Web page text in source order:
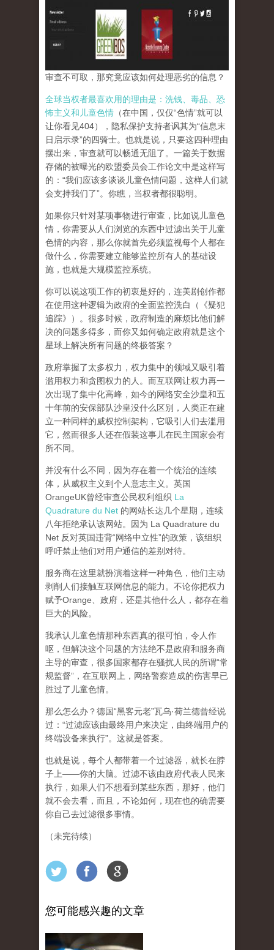
审查不可取，那究竟应该如何处理恶劣的信息？
全球当权者最喜欢用的理由是：洗钱、毒品、恐
怖主义和儿童色情 （在中国，仅仅“色情”就可以
让你看见404），隐私保护支持者讽其为“信息末
日启示录”的四骑士。也就是说，只要这四种理由
摆出来，审查就可以畅通无阻了。一篇关于数据
存储的被曝光的欧盟委员会工作论文中是这样写
的：“我们应该多谈谈儿童色情问题，这样人们就
会支持我们了”。你瞧，当权者都很聪明。
如果你只针对某项事物进行审查，比如说儿童色
情，你需要从人们浏览的东西中过滤出关于儿童
色情的内容，那么你就首先必须监视每个人都在
做什么，你需要建立能够监控所有人的基础设
施，也就是大规模监控系统。
你可以说这项工作的初衷是好的，连美剧创作都
在使用这种逻辑为政府的全面监控洗白（《疑犯
追踪》）。 很多时候，政府制造的麻烦比他们解
决的问题多得多，而你又如何确定政府就是这个
星球上解决所有问题的终极答案？
政府掌握了太多权力，权力集中的领域又吸引着
滥用权力和贪图权力的人。而互联网让权力再一
次出现了集中化高峰， 如今的网络安全沙皇和五
十年前的安保部队沙皇没什么区别，人类正在建
立一种同样的威权控制架构，它吸引人们去滥用
它，然而很多人还在假装这事儿在民主国家会有
所不同。
并没有什么不同，因为存在着一个统治的连续
体，从威权主义到个人意志主义。英国
OrangeUK曾经审查公民权利组织 La
Quadrature du Net 的网站长达几个星期，连续
八年拒绝承认该网站。因为 La Quadrature du
Net 反对英国违背“网络中立性”的政策，该组织
呼吁禁止他们对用户通信的差别对待。
服务商在这里就扮演着这样一种角色，他们主动
剥削人们接触互联网信息的能力。不论你把权力
赋予Orange、政府，还是其他什么人，都存在着
巨大的风险。
我承认儿童色情那种东西真的很可怕，令人作
呕，但解决这个问题的方法绝不是政府和服务商
主导的审查，很多国家都存在骚扰人民的所谓“常
规监督”，在互联网上，网络警察造成的伤害早已
胜过了儿童色情。
那么怎么办？德国“黑客元老”瓦乌·荷兰德曾经说
过：“过滤应该由最终用户来决定，由终端用户的
终端设备来执行”。这就是答案。
也就是说，每个人都带着一个过滤器，就长在脖
子上——你的大脑。过滤不该由政府代表人民来
执行，如果人们不想看到某些东西，那好，他们
就不会去看，而且，不论如何，现在也的确需要
你自己去过滤很多事情。
（未完待续）
您可能感兴趣的文章